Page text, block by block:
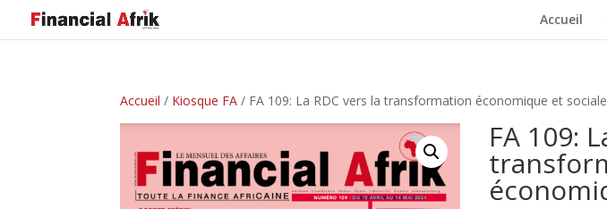
Accueil
Accueil / Kiosque FA / FA 109: La RDC vers la transformation économique et sociale
FA 109: